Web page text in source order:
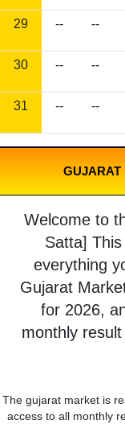
29 -- --
30 -- --
31 -- --
GUJARAT
Welcome to
Satta]
everything
Gujarat
for 2026,
monthly
The gujarat market is
access to all monthly